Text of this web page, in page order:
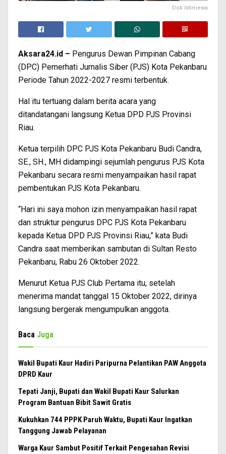
Dok Istimewa
Aksara24.id – Pengurus Dewan Pimpinan Cabang
(DPC) Pemerhati Jurnalis Siber (PJS) Kota Pekanbaru
Periode Tahun 2022-2027 resmi terbentuk.
Hal itu tertuang dalam berita acara yang
ditandatangani langsung Ketua DPD PJS Provinsi
Riau.
Ketua terpilih DPC PJS Kota Pekanbaru Budi Candra,
SE., SH., MH didampingi sejumlah pengurus PJS Kota
Pekanbaru secara resmi menyampaikan hasil rapat
pembentukan PJS Kota Pekanbaru.
“Hari ini saya mohon izin menyampaikan hasil rapat
dan struktur pengurus DPC PJS Kota Pekanbaru
kepada Ketua DPD PJS Provinsi Riau,” kata Budi
Candra saat memberikan sambutan di Sultan Resto
Pekanbaru, Rabu 26 Oktober 2022.
Menurut Ketua PJS Club Pertama itu, setelah
menerima mandat tanggal 15 Oktober 2022, dirinya
langsung bergerak mengumpulkan anggota.
Baca Juga
Wakil Bupati Kaur Hadiri Paripurna Pelantikan PAW Anggota
DPRD Kaur
Tepati Janji, Bupati dan Wakil Bupati Kaur Salurkan
Program Bantuan Bibit Sawit Gratis
Kukuhkan 744 PPPK Paruh Waktu, Bupati Kaur Ingatkan
Tanggung Jawab Pelayanan
Warga Kaur Sambut Positif Terkait Pengesahan Revisi